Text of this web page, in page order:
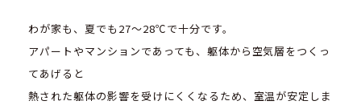
わが家も、夏でも27～28℃で十分です。
アパートやマンションであっても、躯体から空気層をつくっ
てあげると
熱された躯体の影響を受けにくくなるため、室温が安定しま